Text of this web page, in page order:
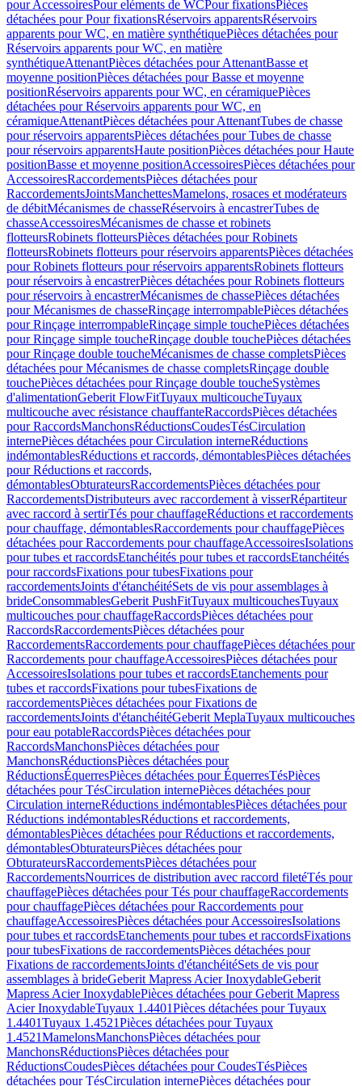
pour AccessoiresPour eléments de WCPour fixationsPièces
détachées pour Pour fixationsRéservoirs apparentsRéservoirs
apparents pour WC, en matière synthétiquePièces détachées pour
Réservoirs apparents pour WC, en matière
synthétiqueAttenantPièces détachées pour AttenantBasse et
moyenne positionPièces détachées pour Basse et moyenne
positionRéservoirs apparents pour WC, en céramiquePièces
détachées pour Réservoirs apparents pour WC, en
céramiqueAttenantPièces détachées pour AttenantTubes de chasse
pour réservoirs apparentsPièces détachées pour Tubes de chasse
pour réservoirs apparentsHaute positionPièces détachées pour Haute
positionBasse et moyenne positionAccessoiresPièces détachées pour
AccessoiresRaccordementsPièces détachées pour
RaccordementsJointsManchettesMamelons, rosaces et modérateurs
de débitMécanismes de chasseRéservoirs à encastrerTubes de
chasseAccessoiresMécanismes de chasse et robinets
flotteursRobinets flotteursPièces détachées pour Robinets
flotteursRobinets flotteurs pour réservoirs apparentsPièces détachées
pour Robinets flotteurs pour réservoirs apparentsRobinets flotteurs
pour réservoirs à encastrerPièces détachées pour Robinets flotteurs
pour réservoirs à encastrerMécanismes de chassePièces détachées
pour Mécanismes de chasseRinçage interrompablePièces détachées
pour Rinçage interrompableRinçage simple touchePièces détachées
pour Rinçage simple toucheRinçage double touchePièces détachées
pour Rinçage double toucheMécanismes de chasse completsPièces
détachées pour Mécanismes de chasse completsRinçage double
touchePièces détachées pour Rinçage double toucheSystèmes
d'alimentationGeberit FlowFitTuyaux multicoucheTuyaux
multicouche avec résistance chauffanteRaccordsPièces détachées
pour RaccordsManchonsRéductionsCoudesTésCirculation
internePièces détachées pour Circulation interneRéductions
indémontablesRéductions et raccords, démontablesPièces détachées
pour Réductions et raccords,
démontablesObturateursRaccordementsPièces détachées pour
RaccordementsDistributeurs avec raccordement à visserRépartiteur
avec raccord à sertirTés pour chauffageRéductions et raccordements
pour chauffage, démontablesRaccordements pour chauffagePièces
détachées pour Raccordements pour chauffageAccessoiresIsolations
pour tubes et raccordsEtanchéités pour tubes et raccordsEtanchéités
pour raccordsFixations pour tubesFixations pour
raccordementsJoints d'étanchéitéSets de vis pour assemblages à
brideConsommablesGeberit PushFitTuyaux multicouchesTuyaux
multicouches pour chauffageRaccordsPièces détachées pour
RaccordsRaccordementsPièces détachées pour
RaccordementsRaccordements pour chauffagePièces détachées pour
Raccordements pour chauffageAccessoiresPièces détachées pour
AccessoiresIsolations pour tubes et raccordsEtanchements pour
tubes et raccordsFixations pour tubesFixations de
raccordementsPièces détachées pour Fixations de
raccordementsJoints d'étanchéitéGeberit MeplaTuyaux multicouches
pour eau potableRaccordsPièces détachées pour
RaccordsManchonsPièces détachées pour
ManchonsRéductionsPièces détachées pour
RéductionsÉquerresPièces détachées pour ÉquerresTésPièces
détachées pour TésCirculation internePièces détachées pour
Circulation interneRéductions indémontablesPièces détachées pour
Réductions indémontablesRéductions et raccordements,
démontablesPièces détachées pour Réductions et raccordements,
démontablesObturateursPièces détachées pour
ObturateursRaccordementsPièces détachées pour
RaccordementsNourrices de distribution avec raccord filetéTés pour
chauffagePièces détachées pour Tés pour chauffageRaccordements
pour chauffagePièces détachées pour Raccordements pour
chauffageAccessoiresPièces détachées pour AccessoiresIsolations
pour tubes et raccordsEtanchements pour tubes et raccordsFixations
pour tubesFixations de raccordementsPièces détachées pour
Fixations de raccordementsJoints d'étanchéitéSets de vis pour
assemblages à brideGeberit Mapress Acier InoxydableGeberit
Mapress Acier InoxydablePièces détachées pour Geberit Mapress
Acier InoxydableTuyaux 1.4401Pièces détachées pour Tuyaux
1.4401Tuyaux 1.4521Pièces détachées pour Tuyaux
1.4521MamelonsManchonsPièces détachées pour
ManchonsRéductionsPièces détachées pour
RéductionsCoudesPièces détachées pour CoudesTésPièces
détachées pour TésCirculation internePièces détachées pour